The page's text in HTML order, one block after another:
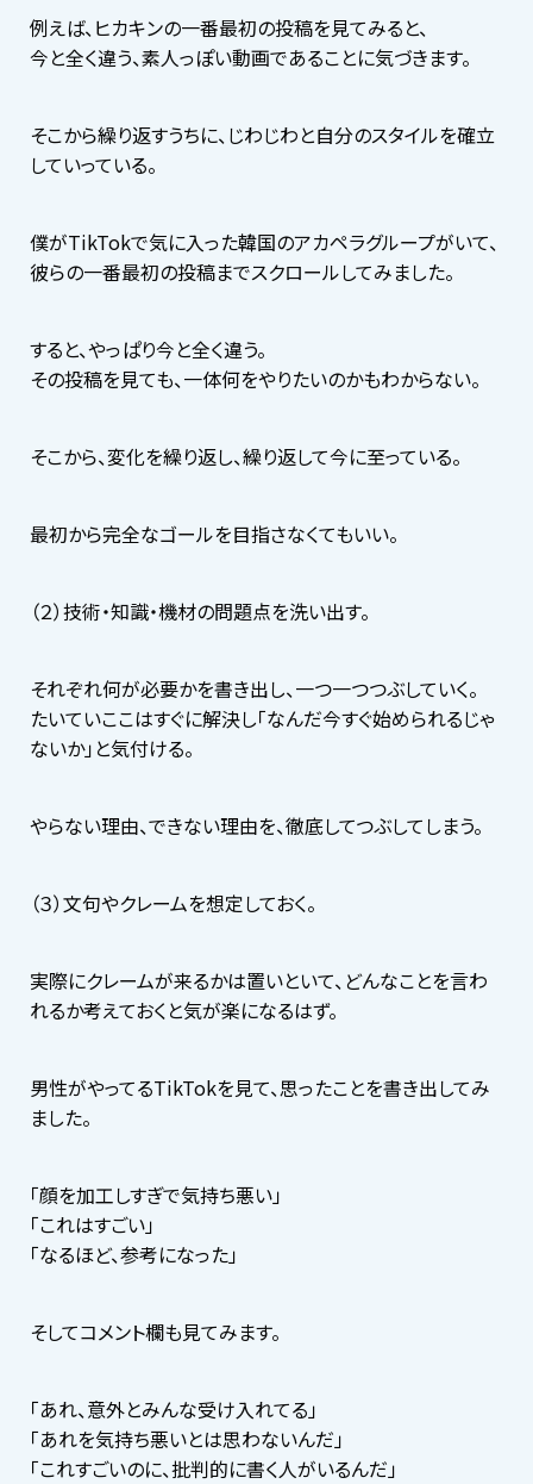
例えば、ヒカキンの一番最初の投稿を見てみると、
今と全く違う、素人っぽい動画であることに気づきます。
そこから繰り返すうちに、じわじわと自分のスタイルを確立
していっている。
僕がTikTokで気に入った韓国のアカペラグループがいて、
彼らの一番最初の投稿までスクロールしてみました。
すると、やっぱり今と全く違う。
その投稿を見ても、一体何をやりたいのかもわからない。
そこから、変化を繰り返し、繰り返して今に至っている。
最初から完全なゴールを目指さなくてもいい。
（２）技術・知識・機材の問題点を洗い出す。
それぞれ何が必要かを書き出し、一つ一つつぶしていく。
たいていここはすぐに解決し「なんだ今すぐ始められるじゃ
ないか」と気付ける。
やらない理由、できない理由を、徹底してつぶしてしまう。
（３）文句やクレームを想定しておく。
実際にクレームが来るかは置いといて、どんなことを言わ
れるか考えておくと気が楽になるはず。
男性がやってるTikTokを見て、思ったことを書き出してみ
ました。
「顔を加工しすぎで気持ち悪い」
「これはすごい」
「なるほど、参考になった」
そしてコメント欄も見てみます。
「あれ、意外とみんな受け入れてる」
「あれを気持ち悪いとは思わないんだ」
「これすごいのに、批判的に書く人がいるんだ」